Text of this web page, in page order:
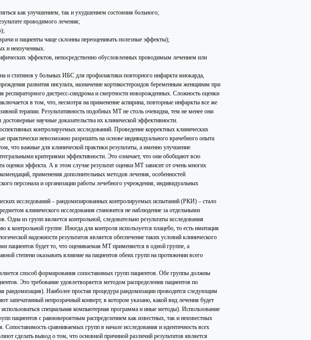
как улучшением, так и ухудшением состояния больного;
проводимого лечения;
и пациенты чаще склонны переоценивать полезные эффекты);
и неизученных.
эффектов, непосредственно обусловленных проводимым лечением или
и статинов у больных ИБС для профилактики повторного инфаркта миокарда,
развития инсульта, назначение кортикостероидов беременным женщинам при
респираторного дистресс-синдрома и смертности новорожденных. Сложность оценки
в том, что, несмотря на применение аспирина, повторные инфаркты все же
терапии. Результативность подобных МТ не столь очевидна, тем не менее они
научные доказательства их клинической эффективности.
контролируемых исследований. Проведение корректных клинических
практически невозможно разрешить на основе индивидуального врачебного опыта
что важные для клинической практики результаты, а именно улучшение
критериями эффективности. Это означает, что они обобщают всю
оценки эффекта. А в этом случае результат оценки МТ зависит от очень многих
применения дополнительных методов лечения, особенностей
персонала и организации работы лечебного учреждения, индивидуальных
исследований – рандомизированных контролируемых испытаний (РКИ) – стало
клинического исследования становится не наблюдение за отдельными
Одна из групп является контрольной, следовательно результаты исследования
контрольной группе. Иногда для контроля используется плацебо, то есть имитация
надежности результатов является обеспечение таких условий клинического
пациентов будет то, что оцениваемая МТ применяется в одной группе, а
степени оказывать влияние на пациентов обеих групп на протяжении всего
способ формирования сопоставимых групп пациентов. Обе группы должны
Это требование удовлетворяется методом распределения пациентов по
рандомизация). Наиболее простая процедура рандомизации проводится следующим
запечатанный непрозрачный конверт, в котором указано, какой вид лечения будет
специальная компьютерная программа и иные методы). Использование
пациентов с равновероятным распределением как известных, так и неизвестных
Сопоставимость сравниваемых групп в начале исследования и идентичность всех
сделать вывод о том, что основной причиной различий результатов является